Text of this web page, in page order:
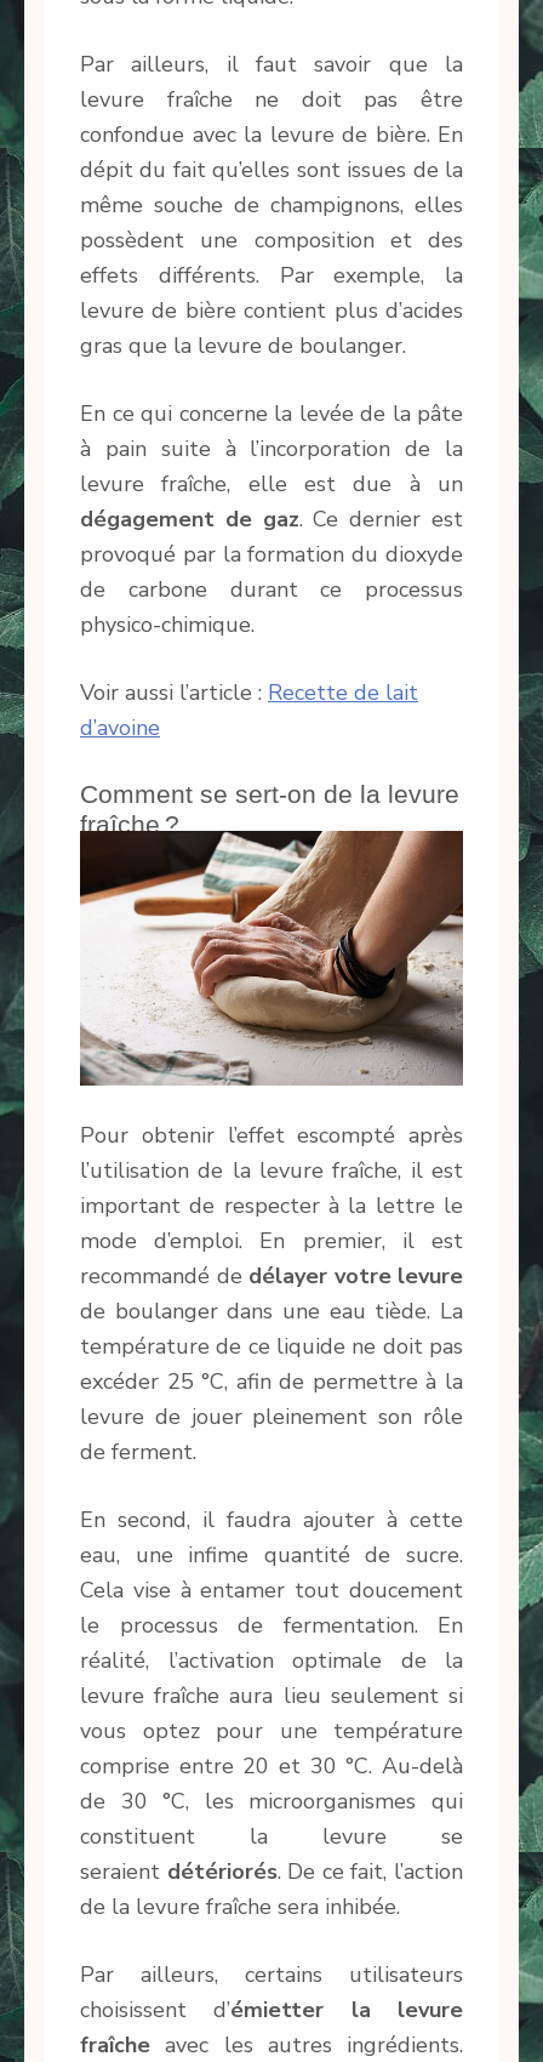
Par ailleurs, il faut savoir que la
levure fraîche ne doit pas être
confondue avec la levure de bière. En
dépit du fait qu’elles sont issues de la
même souche de champignons, elles
possèdent une composition et des
effets différents. Par exemple, la
levure de bière contient plus d’acides
gras que la levure de boulanger.
En ce qui concerne la levée de la pâte
à pain suite à l’incorporation de la
levure fraîche, elle est due à un
dégagement de gaz. Ce dernier est
provoqué par la formation du dioxyde
de carbone durant ce processus
physico-chimique.
Voir aussi l’article : Recette de lait
d’avoine
Comment se sert-on de la levure
fraîche ?
Pour obtenir l’effet escompté après
l’utilisation de la levure fraîche, il est
important de respecter à la lettre le
mode d’emploi. En premier, il est
recommandé de délayer votre levure
de boulanger dans une eau tiède. La
température de ce liquide ne doit pas
excéder 25 °C, afin de permettre à la
levure de jouer pleinement son rôle
de ferment.
En second, il faudra ajouter à cette
eau, une infime quantité de sucre.
Cela vise à entamer tout doucement
le processus de fermentation. En
réalité, l’activation optimale de la
levure fraîche aura lieu seulement si
vous optez pour une température
comprise entre 20 et 30 °C. Au-delà
de 30 °C, les microorganismes qui
constituent la levure se
seraient détériorés. De ce fait, l’action
de la levure fraîche sera inhibée.
Par ailleurs, certains utilisateurs
choisissent d’émietter la levure
fraîche avec les autres ingrédients.